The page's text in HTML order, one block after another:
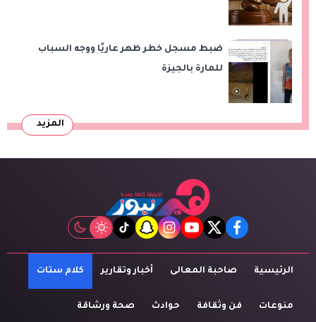
ضبط مسجل خطر ظهر عاريًا ووجه السباب
للمارة بالجيزة
المزيد
facebook
twitter
youtube
instagram
snapchat
tiktok
الرئيسية صاحبة المعالى أخبار وتقارير كلام ستات
منوعات فن وثقافة حوادث صحة ورشاقة